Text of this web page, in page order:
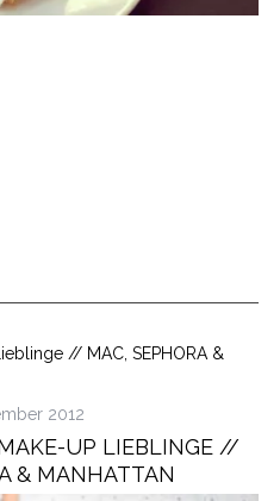
2012
UP LIEBLINGE //
& MANHATTAN